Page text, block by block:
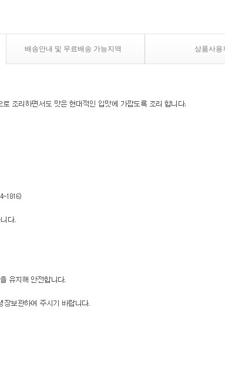
배송안내 및 무료배송 가능지역 상품사용